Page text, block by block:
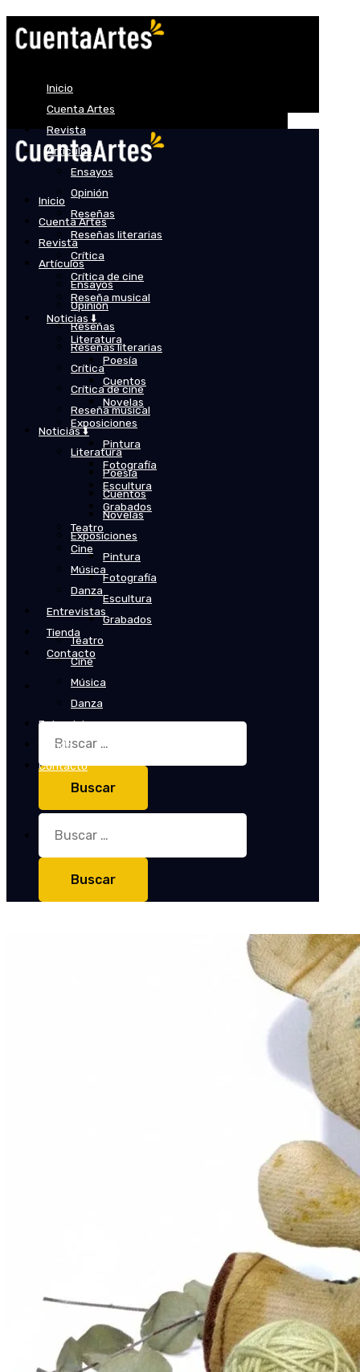
Inicio
Cuenta Artes
Revista
Artículos
Ensayos
Opinión
Reseñas
Reseñas literarias
Crítica
Crítica de cine
Reseña musical
Noticias ⬇️
Literatura
Poesía
Cuentos
Novelas
Exposiciones
Pintura
Fotografía
Escultura
Grabados
Teatro
Cine
Música
Danza
Entrevistas
Tienda
Contacto
Buscar:
Inicio
Cuenta Artes
Revista
Artículos
Ensayos
Opinión
Reseñas
Reseñas literarias
Crítica
Crítica de cine
Reseña musical
Noticias ⬇️
Literatura
Poesía
Cuentos
Novelas
Exposiciones
Pintura
Fotografía
Escultura
Grabados
Teatro
Cine
Música
Danza
Entrevistas
Tienda
Contacto
Buscar: